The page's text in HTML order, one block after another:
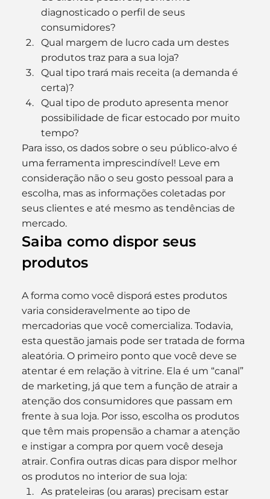
diagnosticado o perfil de seus
consumidores?
Qual margem de lucro cada um destes
produtos traz para a sua loja?
Qual tipo trará mais receita (a demanda é
certa)?
Qual tipo de produto apresenta menor
possibilidade de ficar estocado por muito
tempo?
Para isso, os dados sobre o seu público-alvo é
uma ferramenta imprescindível! Leve em
consideração não o seu gosto pessoal para a
escolha, mas as informações coletadas por
seus clientes e até mesmo as tendências de
mercado.
Saiba como dispor seus
produtos
A forma como você disporá estes produtos
varia consideravelmente ao tipo de
mercadorias que você comercializa. Todavia,
esta questão jamais pode ser tratada de forma
aleatória. O primeiro ponto que você deve se
atentar é em relação à vitrine. Ela é um “canal”
de marketing, já que tem a função de atrair a
atenção dos consumidores que passam em
frente à sua loja. Por isso, escolha os produtos
que têm mais propensão a chamar a atenção
e instigar a compra por quem você deseja
atrair. Confira outras dicas para dispor melhor
os produtos no interior de sua loja:
As prateleiras (ou araras) precisam estar